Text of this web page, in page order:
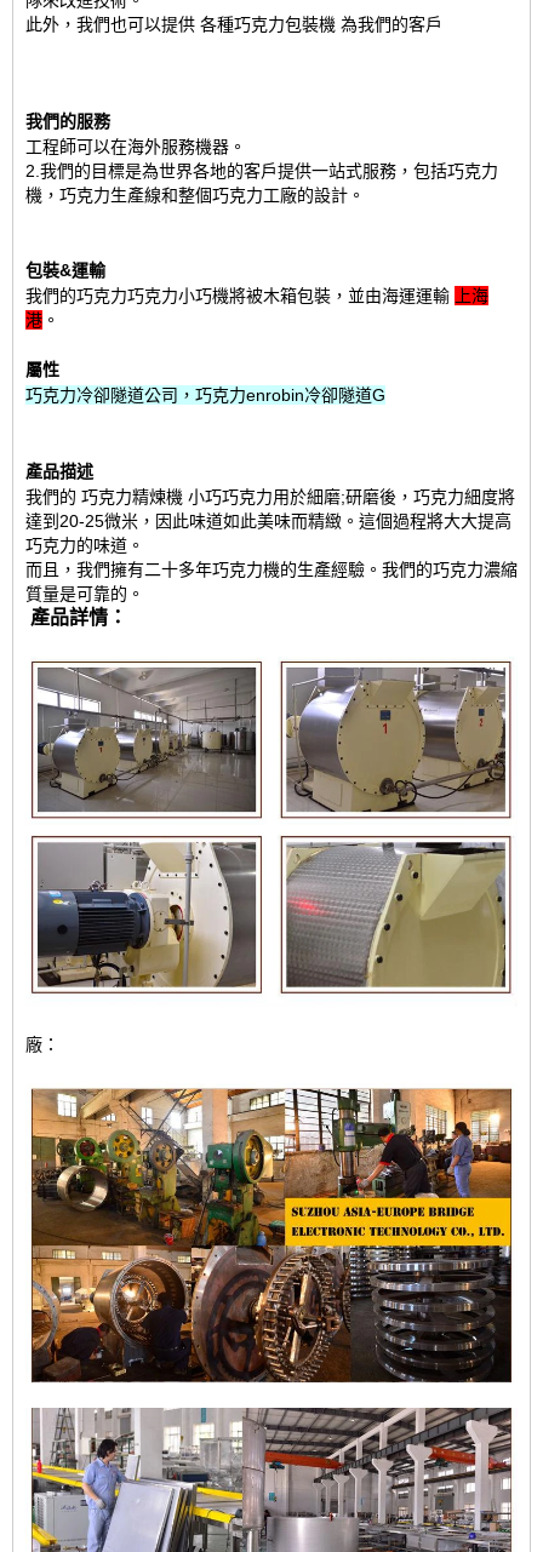
此外，我們也可以提供 各種巧克力包裝機 為我們的客戶
我們的服務
工程師可以在海外服務機器。
2.我們的目標是為世界各地的客戶提供一站式服務，包括巧克力
機，巧克力生產線和整個巧克力工廠的設計。
包裝&運輸
我們的巧克力巧克力小巧機將被木箱包裝，並由海運運輸
上海
港 。
屬性
巧克力冷卻隧道公司，巧克力enrobin冷卻隧道G
產品描述
我們的 巧克力精煉機 小巧巧克力用於細磨;研磨後，巧克力細度將
達到20-25微米，因此味道如此美味而精緻。這個過程將大大提高
巧克力的味道。
而且，我們擁有二十多年巧克力機的生產經驗。我們的巧克力濃縮
質量是可靠的。
產品詳情：
廠：